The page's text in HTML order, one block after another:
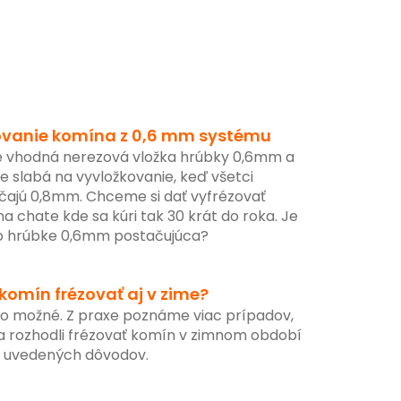
komína z 0,6 mm systému
vhodná nerezová vložka hrúbky 0,6mm a
slabá na vyvložkovanie, keď všetci
0,8mm. Chceme si dať vyfrézovať
chate kde sa kúri tak 30 krát do roka. Je
hrúbke 0,6mm postačujúca?
frézovať aj v zime?
možné. Z praxe poznáme viac prípadov,
rozhodli frézovať komín v zimnom období
dôvodov.